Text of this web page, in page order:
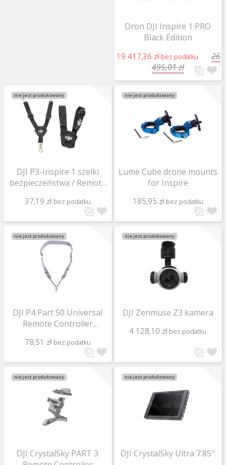
Dron DJI Inspire 1 PRO
Black Edition
19 417,36 zł bez podatku
26
495,01 zł
nie jest produkowany
DJI P3-Inspire 1 szelki
bezpieczeństwa / Remote
37,19 zł bez podatku
nie jest produkowany
Lume Cube drone mounts
for Inspire
185,95 zł bez podatku
nie jest produkowany
DJI P4 Part 50 Universal
Remote Controller
78,51 zł bez podatku
nie jest produkowany
DJI Zenmuse Z3 kamera
4 128,10 zł bez podatku
nie jest produkowany
DJI CrystalSky PART 3
nie jest produkowany
DJI CrystalSky Ultra 7.85''